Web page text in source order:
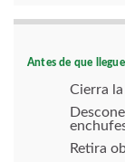
Antes de que
Cierra
Retira